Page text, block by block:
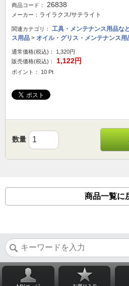
商品コード： 26838
メーカー： ライラクス/サテライト
関連カテゴリ： 工具・メンテナンス用品な
ス用品 > オイル・グリス・メンテナンス用
通常価格(税込)：
1,320円
販売価格(税込)：
1,122円
ポイント： 10 Pt
数量
商品一覧に